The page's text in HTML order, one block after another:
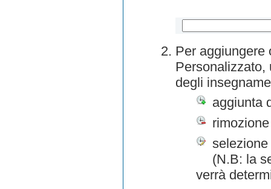
Per aggiungere
Personalizzato,
degli
aggiunta
(N.B: la
verrà